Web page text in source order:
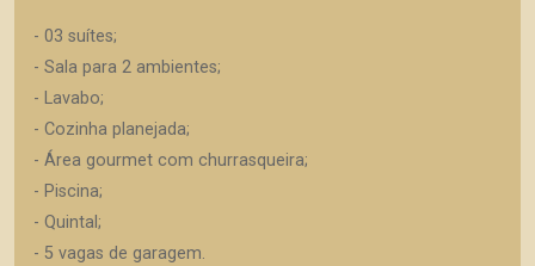
- 03 suítes;
- Sala para 2 ambientes;
- Lavabo;
- Cozinha planejada;
- Área gourmet com churrasqueira;
- Piscina;
- Quintal;
- 5 vagas de garagem.